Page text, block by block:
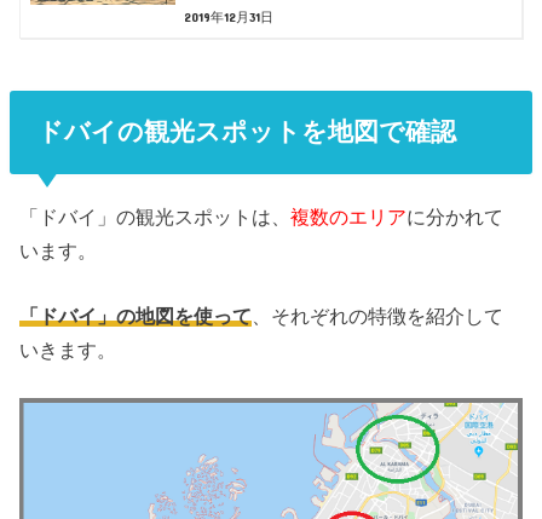
2019年12月31日
ドバイの観光スポットを地図で確認
「ドバイ」の観光スポットは、複数のエリアに分かれて
います。
「ドバイ」の地図を使って 、それぞれの特徴を紹介して
いきます。